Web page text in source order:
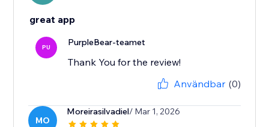
great app
PU PurpleBear-teamet
Thank You for the review!
Användbar (0)
MO
Moreirasilvadiel/ Mar 1, 2026